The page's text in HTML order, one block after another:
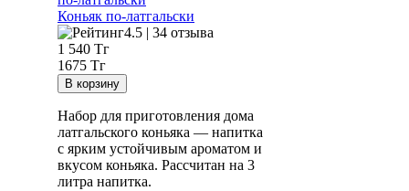
Коньяк по-латгальски
4.5 | 34 отзыва
1 540 Тг
1675 Тг
Набор для приготовления дома
латгальского коньяка — напитка
с ярким устойчивым ароматом и
вкусом коньяка. Рассчитан на 3
литра напитка.